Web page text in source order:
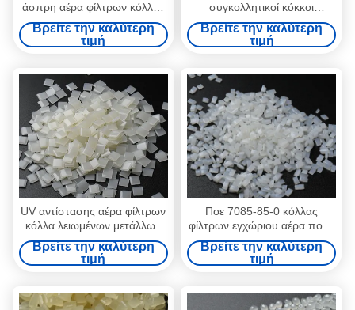
άσπρη αέρα φίλτρων κόλλας
κόλλα 7085-85-0 λειωμένων
μετάλλων της EVA καυτή
Βρείτε την καλύτερη
τιμή
συγκολλητικοί κόκκοι
λειωμένων μετάλλων κόλλας
25kg καυτοί
Βρείτε την καλύτερη
τιμή
UV αντίστασης αέρα φίλτρων
κόλλα λειωμένων μετάλλων
κόλλας άσπρη κίτρινη καυτή
Βρείτε την καλύτερη
τιμή
Ποε 7085-85-0 κόλλας
φίλτρων εγχώριου αέρα πολυ
σβόλοι κόκκων λειωμένων
μετάλλων σκοπού στερεοί
καυτοί
Βρείτε την καλύτερη
τιμή